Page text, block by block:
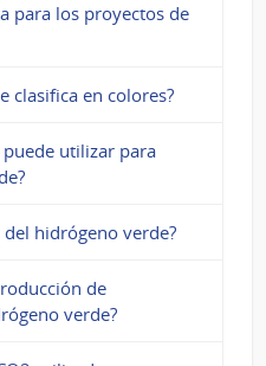
para los proyectos de
clasifica en colores?
utilizar para
hidrógeno verde?
de
verde?